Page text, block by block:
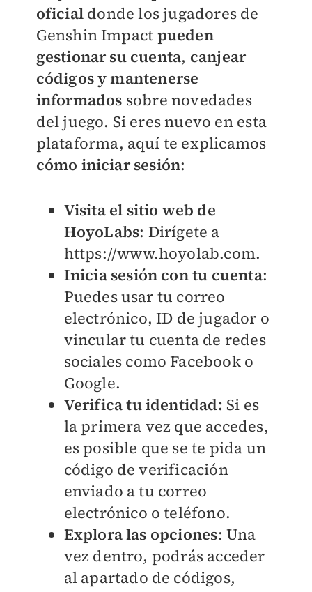
oficial donde los jugadores de
Genshin Impact pueden
gestionar su cuenta, canjear
códigos y mantenerse
informados sobre novedades
del juego. Si eres nuevo en esta
plataforma, aquí te explicamos
cómo iniciar sesión:
Visita el sitio web de
HoyoLabs: Dirígete a
https://www.hoyolab.com.
Inicia sesión con tu cuenta:
Puedes usar tu correo
electrónico, ID de jugador o
vincular tu cuenta de redes
sociales como Facebook o
Google.
Verifica tu identidad: Si es
la primera vez que accedes,
es posible que se te pida un
código de verificación
enviado a tu correo
electrónico o teléfono.
Explora las opciones: Una
vez dentro, podrás acceder
al apartado de códigos,